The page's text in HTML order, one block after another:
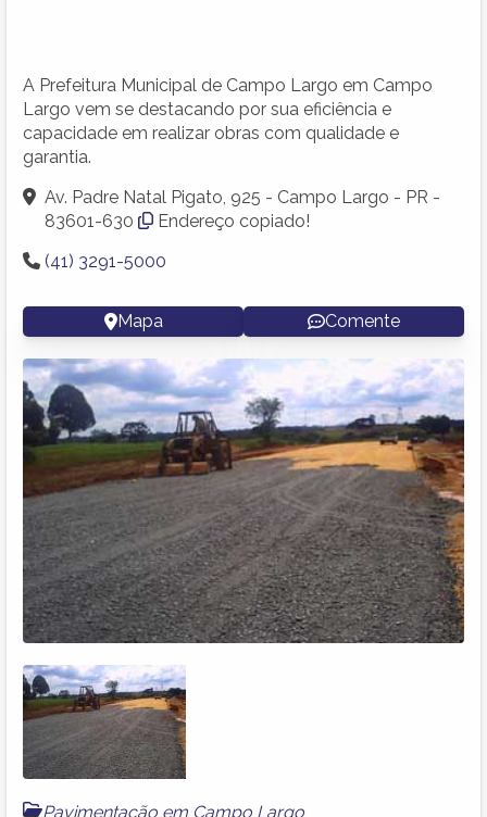
A Prefeitura Municipal de Campo Largo em Campo
Largo vem se destacando por sua eficiência e
capacidade em realizar obras com qualidade e
garantia.
Av. Padre Natal Pigato, 925 - Campo Largo - PR -
83601-630
Endereço copiado!
(41) 3291-5000
Mapa Comente
Pavimentação em Campo Largo